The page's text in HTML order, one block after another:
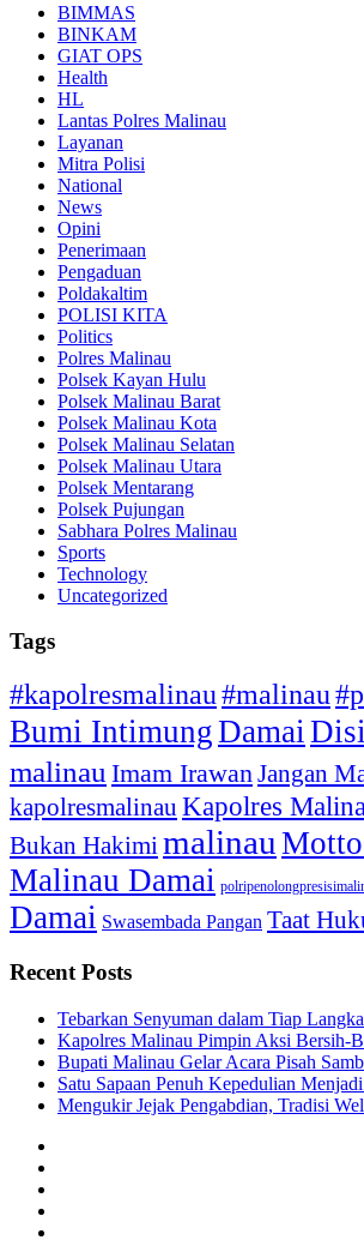
BIMMAS
BINKAM
GIAT OPS
Health
HL
Lantas Polres Malinau
Layanan
Mitra Polisi
National
News
Opini
Penerimaan
Pengaduan
Poldakaltim
POLISI KITA
Politics
Polres Malinau
Polsek Kayan Hulu
Polsek Malinau Barat
Polsek Malinau Kota
Polsek Malinau Selatan
Polsek Malinau Utara
Polsek Mentarang
Polsek Pujungan
Sabhara Polres Malinau
Sports
Technology
Uncategorized
Tags
#kapolresmalinau#malinau
Bumi IntimungDamai
malinau Imam IrawanJangan
kapolresmalinau Kapolres
Bukan Hakimi malinau
Malinau Damai
Damai Swasembada Pangan Taat
Recent Posts
Tebarkan Senyuman dalam Tiap
Kapolres Malinau Pimpin Aksi Bersih-
Bupati Malinau Gelar Acara Pisah
Satu Sapaan Penuh Kepedulian
Mengukir Jejak Pengabdian, Tradisi